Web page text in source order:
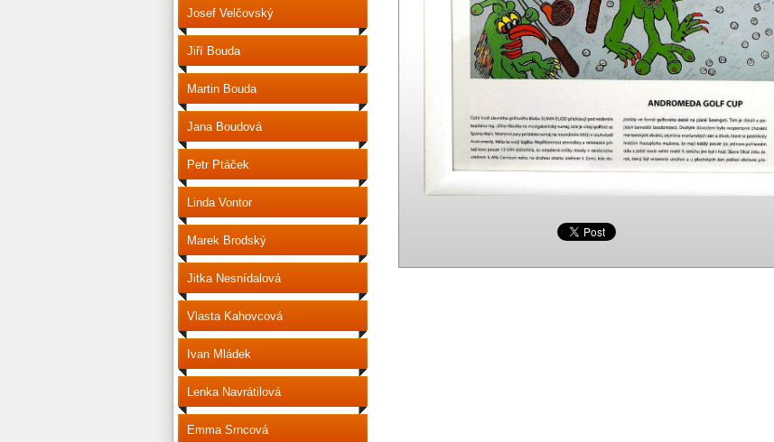
Josef Velčovský
Jiří Bouda
Martin Bouda
Jana Boudová
Petr Ptáček
Linda Vontor
Marek Brodský
Jitka Nesnídalová
Vlasta Kahovcová
Ivan Mládek
Lenka Navrátilová
Emma Srncová